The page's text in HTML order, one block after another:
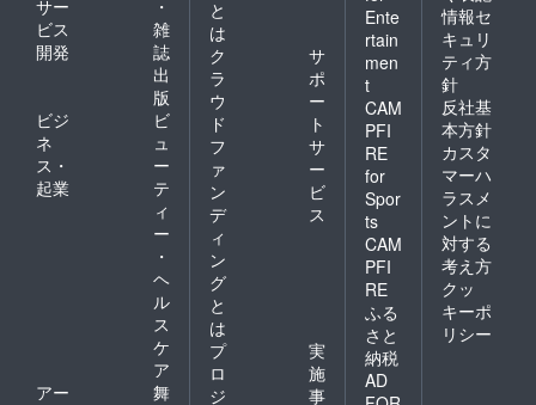
サー
ビス
開発
・
雑
誌
出
版
ビジ
ネ
ス・
起業
ビ
ュ
ー
テ
ィ
ー
・
ヘ
ル
ス
ケ
ア
アー
舞
と
は
ク
ラ
ウ
ド
フ
ァ
ン
デ
ィ
ン
グ
と
は
サ
ポ
ー
ト
サ
ー
ビ
ス
プ
ロ
ジ
実
施
事
Ente
rtain
men
t
CAM
PFI
RE
for
Spor
ts
CAM
PFI
RE
ふる
さと
納税
AD
情報セ
キュリ
ティ方
針
反社基
本方針
カスタ
マーハ
ラスメ
ントに
対する
考え方
クッ
キーポ
リシー